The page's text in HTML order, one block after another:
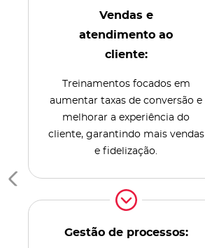
Vendas e
atendimento ao
cliente:
Treinamentos focados em
aumentar taxas de conversão e
melhorar a experiência do
cliente, garantindo mais vendas
e fidelização.
Gestão de processos: